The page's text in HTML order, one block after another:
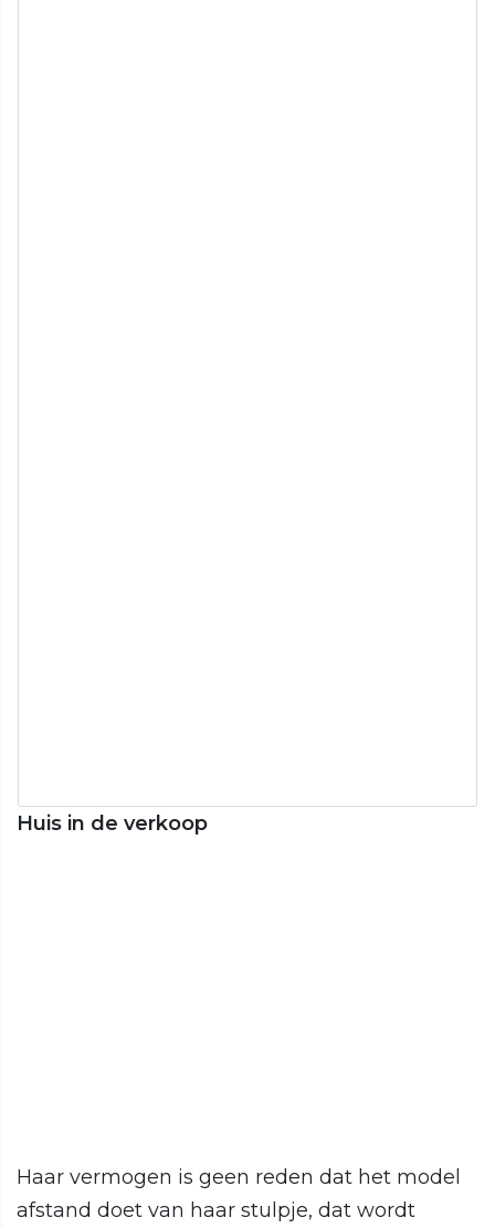
Huis in de verkoop
Haar vermogen is geen reden dat het model
afstand doet van haar stulpje, dat wordt